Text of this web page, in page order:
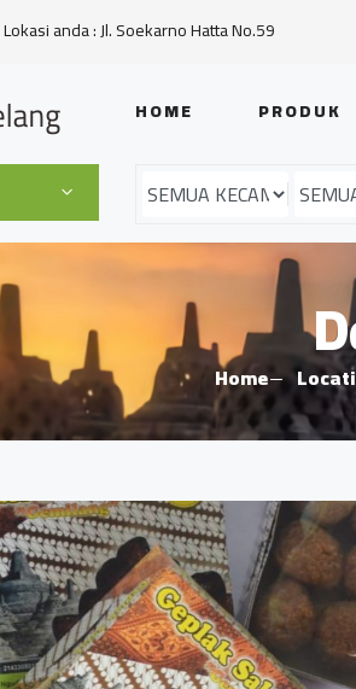
Lokasi anda : Jl. Soekarno Hatta No.59
HOME PRODUK
Home